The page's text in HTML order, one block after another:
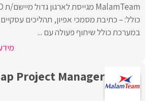
כולל: – כתיבת מסמכי אפיון, תהליכים
במערכת כולל שיתוף פעולה עם ...
Project Manager